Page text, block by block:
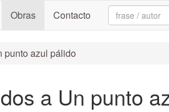
Obras Contacto Search:
punto azul pálido
a Un punto